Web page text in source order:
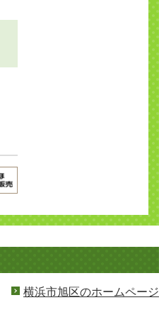
横浜市旭区のホームページ